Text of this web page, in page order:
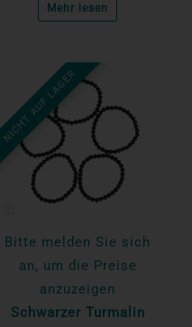
Mehr lesen
NICHT AUF LAGER
Bitte melden Sie sich
an, um die Preise
anzuzeigen
Schwarzer Turmalin